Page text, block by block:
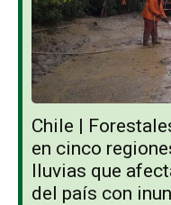
Chile |
en cinco
lluvias que
del país con